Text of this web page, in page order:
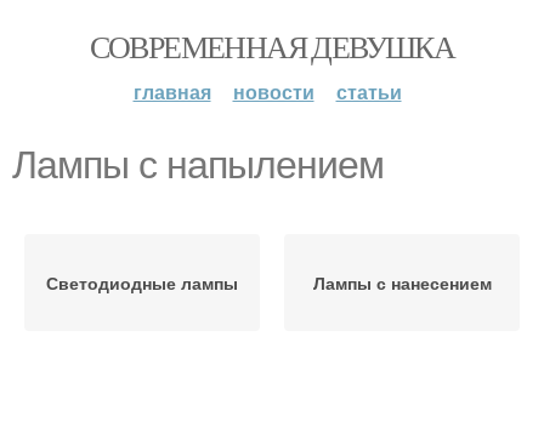
СОВРЕМЕННАЯ ДЕВУШКА
главная новости статьи
Лампы с напылением
Светодиодные лампы Лампы с нанесением